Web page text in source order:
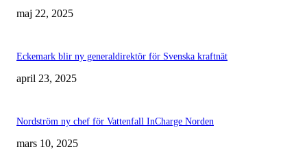
maj 22, 2025
Eckemark blir ny generaldirektör för Svenska kraftnät
april 23, 2025
Nordström ny chef för Vattenfall InCharge Norden
mars 10, 2025